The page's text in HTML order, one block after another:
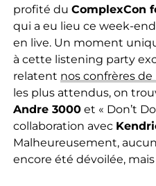
profité du ComplexCon
qui a eu lieu ce week-
en live. Un moment
à cette listening party
relatent nos confrères
les plus attendus, on
Andre 3000et « Don’t
collaboration avec
Malheureusement,
encore été dévoilée,